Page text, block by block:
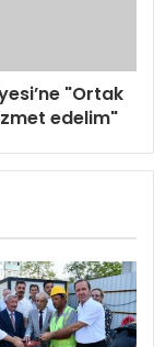
"Ortak
edelim"